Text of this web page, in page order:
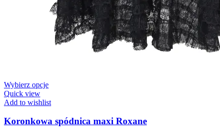
Wybierz opcje
Quick view
Add to wishlist
Koronkowa spódnica maxi Roxane